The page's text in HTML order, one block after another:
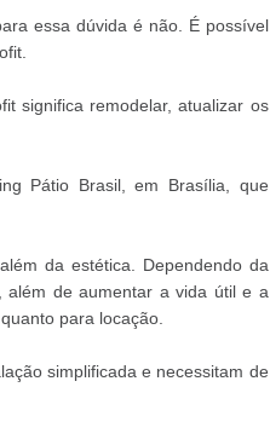
essa dúvida é não. É possível
significa remodelar, atualizar os
Pátio Brasil, em Brasília, que
da estética. Dependendo da
além de aumentar a vida útil e a
para locação.
simplificada e necessitam de